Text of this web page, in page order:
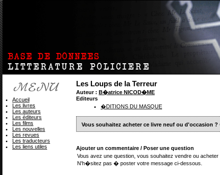
Les Loups de la Terreur
Auteur : B�atrice NICOD�ME
Editeurs
�DITIONS DU MASQUE
Vous souhaitez acheter ce livre neuf ou d'occasion ?
Ajouter un commentaire / Poser une question
Vous avez une question, vous souhaitez vendre ou
N'h�sitez pas � poster votre message ci-dessous.
Accueil
Les livres
Les auteurs
Les éditeurs
Les films
Les nouvelles
Les revues
Les traducteurs
Les liens utiles